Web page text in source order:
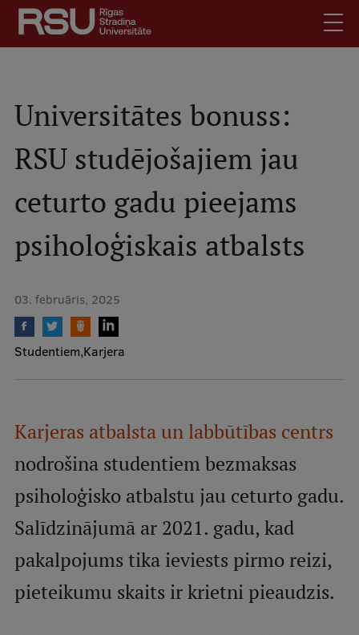
Pārlekt
galveno
saturu
augšējā
izvēlne
Studentiem
Absolventiem
Darba devējiem
Kontakti
Vakances
izvēlne
Pamatstudiju programmas
Maģistra studiju programmas
Doktorantūra
Rezidentūra
Uzņemšana
Universitātes bonuss:
RSU studējošajiem jau
ceturto gadu pieejams
psiholoģiskais atbalsts
03. februāris, 2025
Studentiem Karjera
Karjeras atbalsta un labbūtības centrs
nodrošina studentiem bezmaksas
psiholoģisko atbalstu jau ceturto gadu.
Salīdzinājumā ar 2021. gadu, kad
pakalpojums tika ieviests pirmo reizi,
pieteikumu skaits ir krietni pieaudzis.